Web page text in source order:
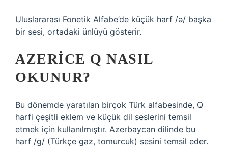
Uluslararası Fonetik Alfabe’de küçük harf /ə/ başka
bir sesi, ortadaki ünlüyü gösterir.
AZERICE Q NASIL
OKUNUR?
Bu dönemde yaratılan birçok Türk alfabesinde, Q
harfi çeşitli eklem ve küçük dil seslerini temsil
etmek için kullanılmıştır. Azerbaycan dilinde bu
harf /g/ (Türkçe gaz, tomurcuk) sesini temsil eder.